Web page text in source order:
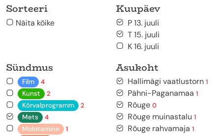
Sorteeri
Näita kõike
Kuupäev
P 13. juuli
T 15. juuli
K 16. juuli
Sündmus
Film
4
Kunst
2
Kõrvalprogramm
2
Mets
4
Molotamine
1
Asukoht
Hallimägi vaatlustorn 1
Pähni-Paganamaa 1
Rõuge 0
Rõuge muinastalu 1
Rõuge rahvamaja 1